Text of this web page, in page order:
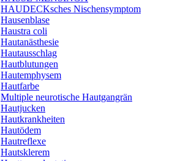
HAUDECKsches Nischensymptom
Hausenblase
Haustra coli
Hautanästhesie
Hautausschlag
Hautblutungen
Hautemphysem
Hautfarbe
Multiple neurotische Hautgangrän
Hautjucken
Hautkrankheiten
Hautödem
Hautreflexe
Hautsklerem